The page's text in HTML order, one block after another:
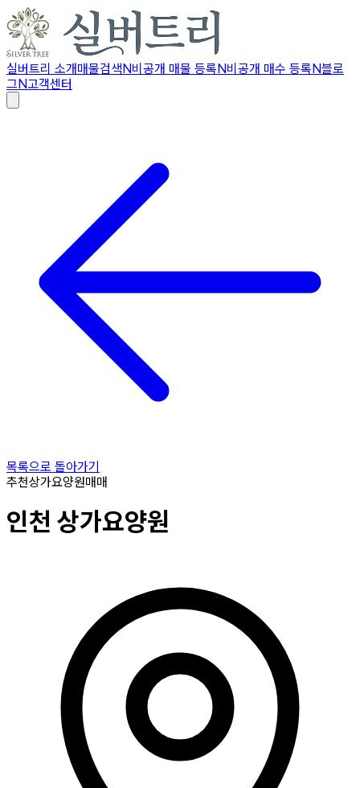
실버트리 소개매물검색N비공개 매물 등록N비공개 매수 등록N블로
그N고객센터
목록으로 돌아가기
추천상가요양원매매
인천 상가요양원